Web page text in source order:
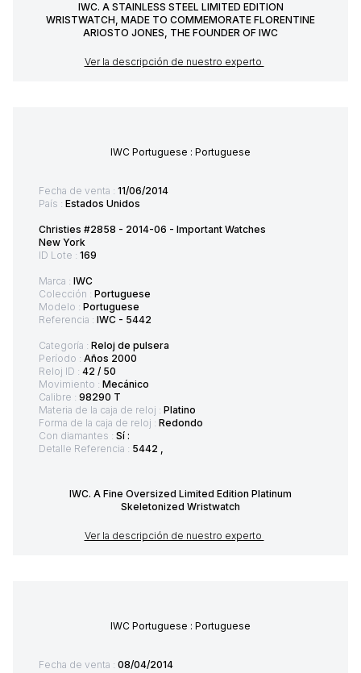
IWC. A STAINLESS STEEL LIMITED EDITION
WRISTWATCH, MADE TO COMMEMORATE FLORENTINE
ARIOSTO JONES, THE FOUNDER OF IWC
Ver la descripción de nuestro experto
IWC Portuguese : Portuguese
Fecha de venta : 11/06/2014
País : Estados Unidos
Christies #2858 - 2014-06 - Important Watches
New York
ID Lote : 169
Marca : IWC
Colección : Portuguese
Modelo : Portuguese
Referencia : IWC - 5442
Categoría : Reloj de pulsera
Período : Años 2000
Reloj ID : 42 / 50
Movimiento : Mecánico
Calibre : 98290 T
Materia de la caja de reloj : Platino
Forma de la caja de reloj : Redondo
Con diamantes : Sí :
Detalle Referencia : 5442 ,
IWC. A Fine Oversized Limited Edition Platinum
Skeletonized Wristwatch
Ver la descripción de nuestro experto
IWC Portuguese : Portuguese
Fecha de venta : 08/04/2014